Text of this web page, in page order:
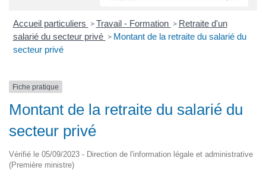
Accueil particuliers > Travail - Formation > Retraite d'un
salarié du secteur privé > Montant de la retraite du salarié du
secteur privé
Fiche pratique
Montant de la retraite du salarié du
secteur privé
Vérifié le 05/09/2023 - Direction de l'information légale et administrative
(Première ministre)